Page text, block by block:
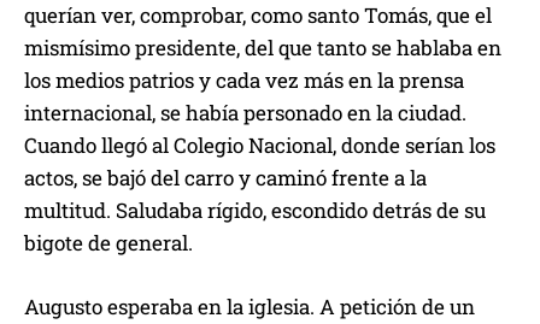
querían ver,comprobar, como santo Tomás, que el
mismísimopresidente, del quetantose hablaba en
los medios patrios ycada vez másenla prensa
internacional,se había personado en la ciudad.
Cuando llegóal Colegio Nacional, donde serían los
actos, se bajó del carro ycaminófrente a la
multitud. Saludaba rígido, escondido detrás de su
bigote de general.
Augusto esperabaen laiglesia. A petición de un